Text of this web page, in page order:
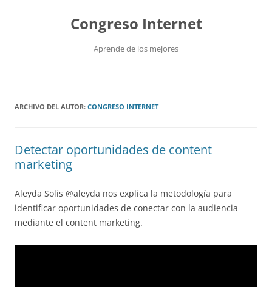
Congreso Internet
Aprende de los mejores
ARCHIVO DEL AUTOR: CONGRESO INTERNET
Detectar oportunidades de content
marketing
Aleyda Solis @aleyda nos explica la metodología para
identificar oportunidades de conectar con la audiencia
mediante el content marketing.